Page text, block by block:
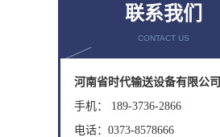
联系我们
CONTACT US
河南省时代输送设备有限公司
手机： 189-3736-2866
电话：0373-8578666